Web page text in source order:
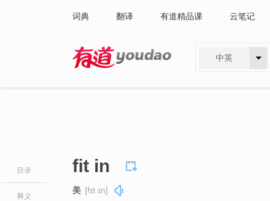
词典 翻译 有道精品课 云笔记
中英
目录
释义
fit in
美 [fɪt ɪn]